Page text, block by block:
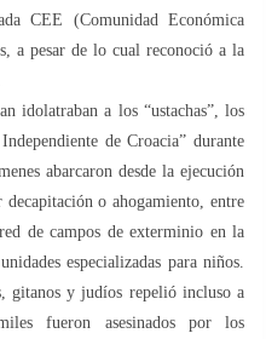
CEE (Comunidad Económica
a pesar de lo cual reconoció a la
idolatraban a los “ustachas”, los
de Croacia” durante
abarcaron desde la ejecución
o ahogamiento, entre
de campos de exterminio en la
especializadas para niños.
gitanos y judíos repelió incluso a
fueron asesinados por los